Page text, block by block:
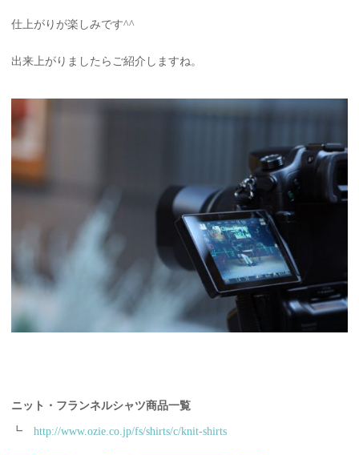
仕上がりが楽しみです^^
出来上がりましたらご紹介しますね。
ニット・フランネルシャツ商品一覧
┗ http://www.ozie.co.jp/fs/shirts/c/knit-shirts